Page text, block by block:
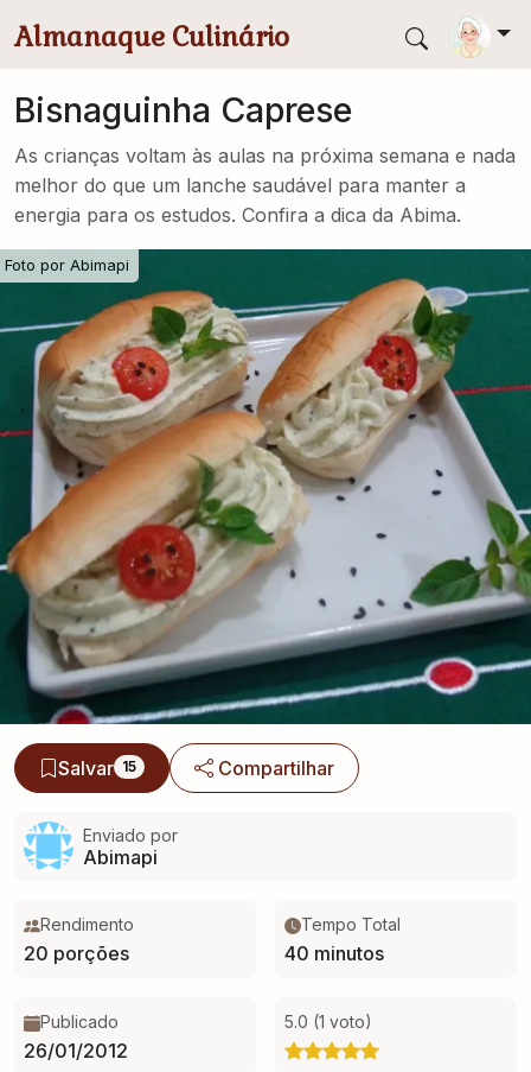
Almanaque Culinário
Bisnaguinha Caprese
As crianças voltam às aulas na próxima semana e nada
melhor do que um lanche saudável para manter a
energia para os estudos. Confira a dica da Abima.
Foto por Abimapi
Salvar 15 Compartilhar
Enviado por
Abimapi
Rendimento
20 porções
Tempo Total
40 minutos
Publicado
26/01/2012
5.0 (1 voto)